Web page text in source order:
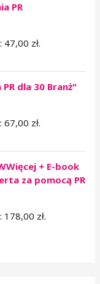
PR
47,00 zł.
dla 30 Branż"
67,00 zł.
+ E-book
za pomocą PR
178,00 zł.